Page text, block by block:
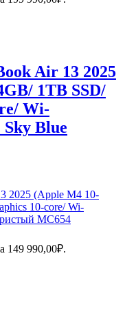
Air 13 2025
1TB SSD/
Wi-
Blue
149 990,00₽.